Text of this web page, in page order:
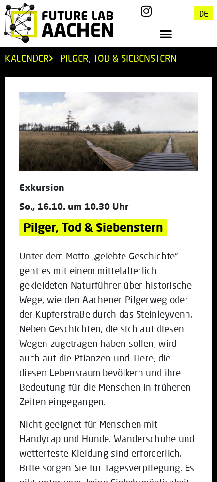
DE
KALENDER PILGER, TOD & SIEBENSTERN
Exkursion
So., 16.10. um 10.30 Uhr
Pilger, Tod & Siebenstern
Unter dem Motto „gelebte Geschichte“
geht es mit einem mittelalterlich
gekleideten Naturführer über historische
Wege, wie den Aachener Pilgerweg oder
der Kupferstraße durch das Steinleyvenn.
Neben Geschichten, die sich auf diesen
Wegen zugetragen haben sollen, wird
auch auf die Pflanzen und Tiere, die
diesen Lebensraum bevölkern und ihre
Bedeutung für die Menschen in früheren
Zeiten eingegangen.
Nicht geeignet für Menschen mit
Handycap und Hunde. Wanderschuhe und
wetterfeste Kleidung sind erforderlich.
Bitte sorgen Sie für Tagesverpflegung. Es